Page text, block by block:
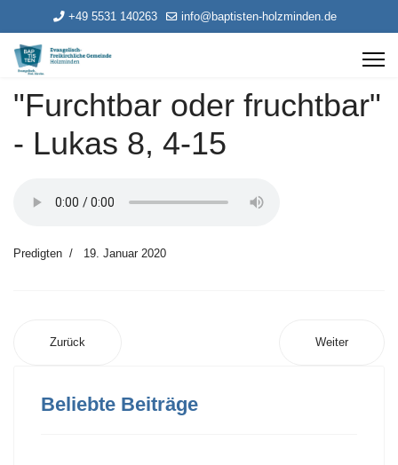
+49 5531 140263 info@baptisten-holzminden.de
"Furchtbar oder fruchtbar"
- Lukas 8, 4-15
Predigten 19. Januar 2020
Zurück Weiter
Beliebte Beiträge